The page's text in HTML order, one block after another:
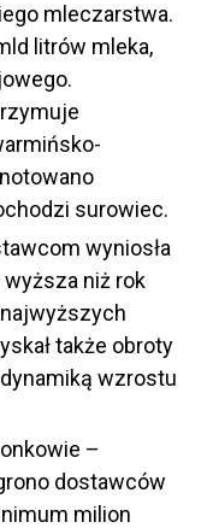
mleczarstwa.
litrów mleka,
surowiec.
wyniosła
wyższa niż rok
także obroty
wzrostu
–
dostawców
milion